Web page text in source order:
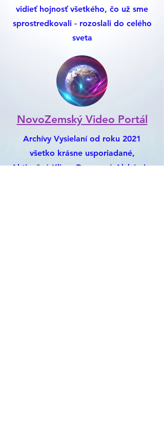
vidieť hojnosť všetkého, čo už sme
sprostredkovali - rozoslali do celého
sveta
NovoZemský Video Portál
Archívy Vysielaní od roku 2021
všetko krásne usporiadané,
Aktivačné Klipy, Darovaná Alchýmia,